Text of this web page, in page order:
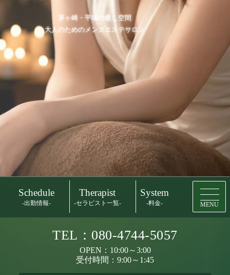
茅ヶ崎・平塚の癒し空間
大人のためのメンズエステサロン
Schedule
-出勤情報-
Therapist
-セラピスト一覧-
System
-料金- MENU
TEL：080-4744-5057
OPEN：10:00～3:00
受付時間：9:00～1:45